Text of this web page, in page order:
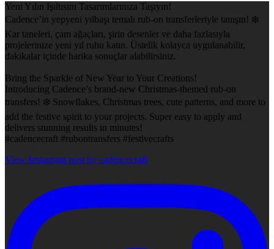
Yeni Yılın Işıltısını Tasarımlarınıza Taşıyın!
Cadence’in yepyeni yılbaşı temalı rub-on transferleriyle tanışın! ❄️
Kar taneleri, çam ağaçları, şirin desenler ve daha fazlasıyla
projelerinize yeni yıl ruhu katın. Üstelik kolayca uygulanabilir,
dakikalar içinde harika sonuçlar alabilirsiniz.
Bring the Sparkle of New Year to Your Creations!
Introducing Cadence’s brand-new Christmas-themed rub-on
transfers! ❄️ Snowflakes, Christmas trees, cute patterns, and more to
add the festive spirit to your projects. Super easy to apply and
delivers stunning results in minutes!
#cadencecraft #rubontransfers #festivecrafts
View Instagram post by cadencecraft